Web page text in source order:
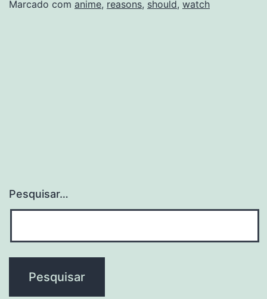
Marcado com anime, reasons, should, watch
Pesquisar…